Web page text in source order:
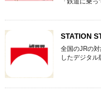
STATION
全国のJRの
したデジタ